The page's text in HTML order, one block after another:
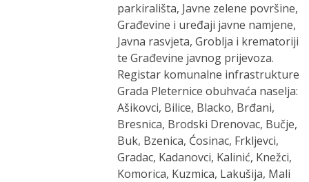
parkirališta, Javne zelene površine,
Građevine i uređaji javne namjene,
Javna rasvjeta, Groblja i krematoriji
te Građevine javnog prijevoza.
Registar komunalne infrastrukture
Grada Pleternice obuhvaća naselja:
Ašikovci, Bilice, Blacko, Brđani,
Bresnica, Brodski Drenovac, Bučje,
Buk, Bzenica, Ćosinac, Frkljevci,
Gradac, Kadanovci, Kalinić, Knežci,
Komorica, Kuzmica, Lakušija, Mali